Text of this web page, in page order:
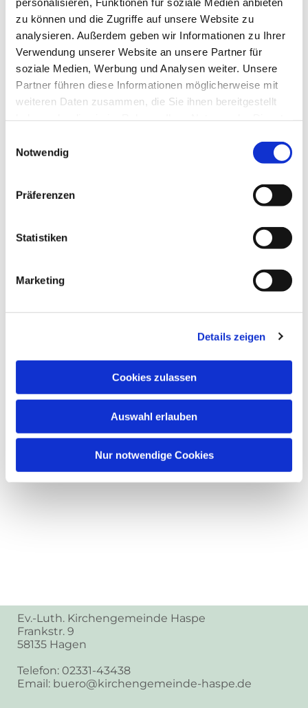
zu können und die Zugriffe auf unsere Website zu
analysieren. Außerdem geben wir Informationen zu Ihrer
Verwendung unserer Website an unsere Partner für
soziale Medien, Werbung und Analysen weiter. Unsere
Partner führen diese Informationen möglicherweise mit
weiteren Daten zusammen, die Sie ihnen bereitgestellt
Notwendig
Präferenzen
Statistiken
Marketing
Details zeigen
Cookies zulassen
Auswahl erlauben
Nur notwendige Cookies
Ev.-Luth. Kirchengemeinde Haspe
Frankstr. 9
58135 Hagen
Telefon: 02331-43438
Email: buero@kirchengemeinde-haspe.de